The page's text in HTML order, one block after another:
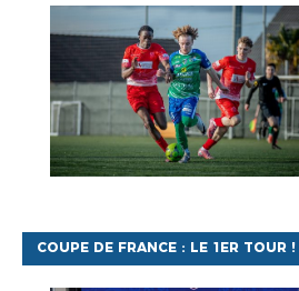
COUPE DE FRANCE : LE 1ER TOUR !